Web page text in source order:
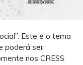
Este é o tema
poderá ser
nos CRESS